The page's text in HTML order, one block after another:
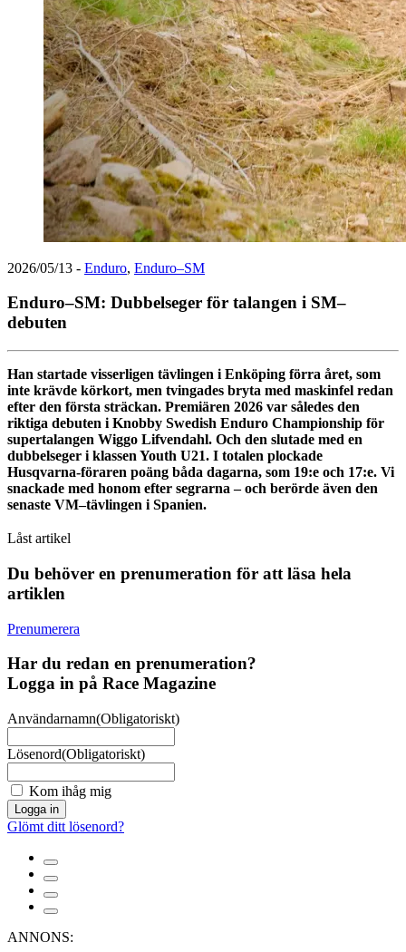
2026/05/13 - Enduro, Enduro–SM
Enduro–SM: Dubbelseger för talangen i SM–
debuten
Han startade visserligen tävlingen i Enköping förra året, som
inte krävde körkort, men tvingades bryta med maskinfel redan
efter den första sträckan. Premiären 2026 var således den
riktiga debuten i Knobby Swedish Enduro Championship för
supertalangen Wiggo Lifvendahl. Och den slutade med en
dubbelseger i klassen Youth U21. I totalen plockade
Husqvarna-föraren poäng båda dagarna, som 19:e och 17:e. Vi
snackade med honom efter segrarna – och berörde även den
senaste VM–tävlingen i Spanien.
Låst artikel
Du behöver en prenumeration för att läsa hela
artiklen
Prenumerera
Har du redan en prenumeration?
Logga in på Race Magazine
Användarnamn(Obligatoriskt)
Lösenord(Obligatoriskt)
Kom ihåg mig
Logga in
Glömt ditt lösenord?
ANNONS: